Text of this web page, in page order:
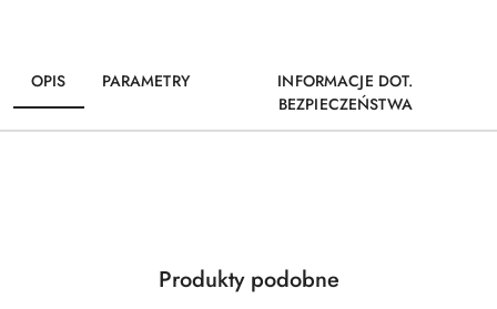
OPIS PARAMETRY
INFORMACJE DOT.
BEZPIECZEŃSTWA
Pomiń karuzelę produktów
Produkty
Produkty podobne